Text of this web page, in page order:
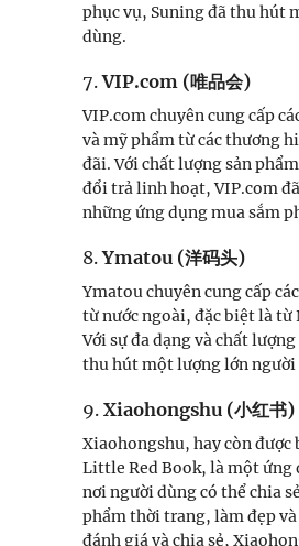
phục vụ, Suning đã thu hút
dùng.
7.VIP.com (唯品会)
VIP.com chuyên cung cấp
và mỹ phẩm từ các thương
đãi. Với chất lượng sản
đổi trả linh hoạt, VIP.com
những ứng dụng mua sắm
8.Ymatou (洋码头)
Ymatou chuyên cung cấp
từ nước ngoài, đặc biệt là từ
Với sự đa dạng và chất
thu hút một lượng lớn người
9. Xiaohongshu (小红书)
Xiaohongshu, hay còn
Little Red Book, là một ứng
nơi người dùng có thể chia
phẩm thời trang, làm đẹp
đánh giá và chia sẻ,